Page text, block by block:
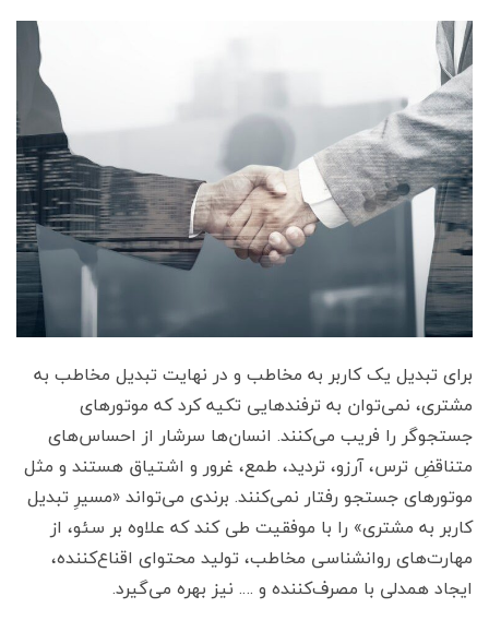
برای تبدیل یک کاربر به مخاطب و در نهایت تبدیل مخاطب به
مشتری، نمی‌توان به ترفندهایی تکیه کرد که موتورهای
جستجوگر را فریب می‌کنند. انسان‌ها سرشار از احساس‌های
متناقضِ ترس، آرزو، تردید، طمع، غرور و اشتیاق هستند و مثل
موتورهای جستجو رفتار نمی‌کنند. برندی می‌تواند «مسیرِ تبدیل
کاربر به مشتری» را با موفقیت طی کند که علاوه بر سئو، از
مهارت‌های روانشناسی مخاطب، تولید محتوای اقناع‌کننده،
ایجاد همدلی با مصرف‌کننده و …. نیز بهره می‌گیرد.